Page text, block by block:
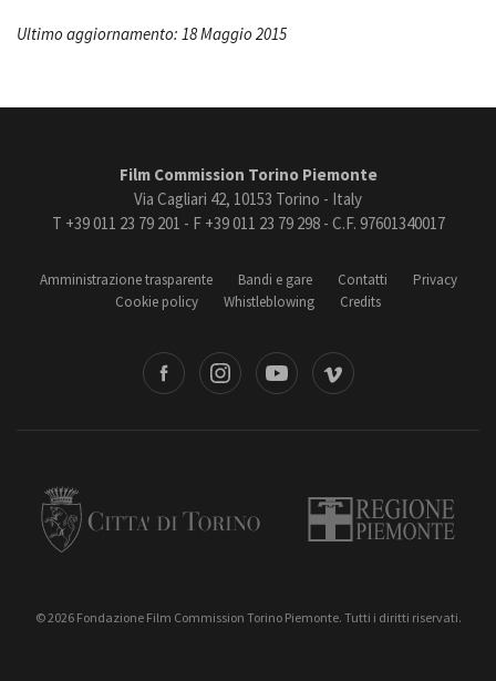
Ultimo aggiornamento: 18 Maggio 2015
Film Commission Torino Piemonte
Via Cagliari 42, 10153 Torino - Italy
T +39 011 23 79 201 - F +39 011 23 79 298 - C.F. 97601340017
Amministrazione trasparente Bandi e gare Contatti
Privacy
Cookie policy
Whistleblowing Credits
Vimeo
Regione Piemonte
© 2026 Fondazione Film Commission Torino Piemonte. Tutti i diritti riservati.